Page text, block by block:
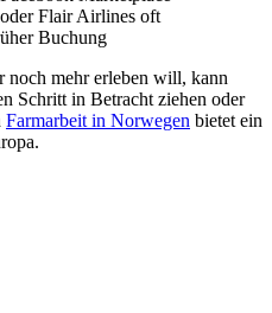
Flair Airlines oft
Buchung
noch mehr erleben will, kann
Schritt in Betracht ziehen oder
Farmarbeit in Norwegen bietet ein